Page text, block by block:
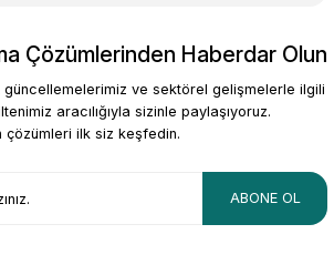
Gönder
Çözümlerinden Haberdar Olun
güncellemelerimiz ve sektörel gelişmelerle ilgili
aracılığıyla sizinle paylaşıyoruz.
çözümleri ilk siz keşfedin.
ABONE OL